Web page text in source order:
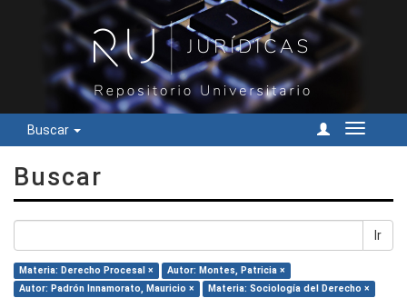
Buscar
Cambiar
Buscar
Ir
Materia: Derecho Procesal ×
Autor: Montes, Patricia ×
Autor: Padrón Innamorato, Mauricio ×
Materia: Sociología del Derecho ×